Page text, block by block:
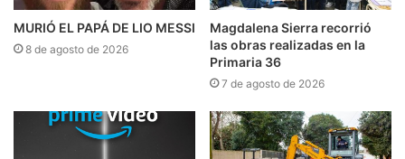
MURIÓ EL PAPÁ DE LIO MESSI
8 de agosto de 2026
Magdalena Sierra recorrió
las obras realizadas en la
Primaria 36
7 de agosto de 2026